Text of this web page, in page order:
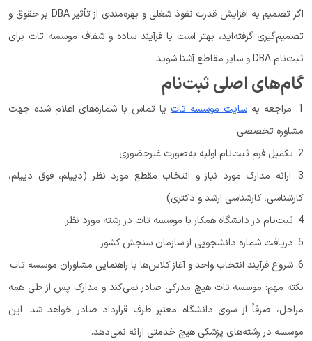
اگر تصمیم به افزایش قدرت نفوذ شغلی و بهره‌مندی از تأثیر DBA بر حقوق و
تصمیم‌گیری گرفته‌اید، بهتر است با فرآیند ساده و شفاف موسسه تات برای
ثبت‌نام DBA و سایر مقاطع آشنا شوید.
گام‌های اصلی ثبت‌نام
1. مراجعه به سایت موسسه تات یا تماس با شماره‌های اعلام شده جهت
مشاوره تخصصی
2. تکمیل فرم ثبت‌نام اولیه به‌صورت غیرحضوری
3. ارائه مدارک مورد نیاز و انتخاب مقطع مورد نظر (دیپلم، فوق دیپلم،
کارشناسی، کارشناسی ارشد و دکتری)
4. ثبت‌نام در دانشگاه همکار با موسسه تات در رشته مورد نظر
5. دریافت شماره دانشجویی از سازمان سنجش کشور
6. شروع فرآیند انتخاب واحد و آغاز کلاس‌ها با راهنمایی مشاوران موسسه تات
نکته مهم: موسسه تات هیچ مدرکی صادر نمی‌کند و مدارک پس از طی همه
مراحل، صرفاً از سوی دانشگاه‌ معتبر طرف قرارداد صادر خواهد شد. این
موسسه در رشته‌های پزشکی هیچ خدمتی ارائه نمی‌دهد.